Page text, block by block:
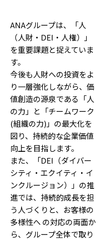
ANAグループは、「人
（人財・DEI・人権）」
を重要課題と捉えていま
す。
今後も人財への投資をよ
り一層強化しながら、価
値創造の源泉である「人
の力」と「チームワーク
(組織の力)」の最大化を
図り、持続的な企業価値
向上を目指します。
また、「DEI（ダイバー
シティ・エクイティ・イ
ンクルージョン）」の推
進では、持続的成長を担
う人づくりと、お客様の
多様性へ の対応の両面か
ら、グループ全体で取り